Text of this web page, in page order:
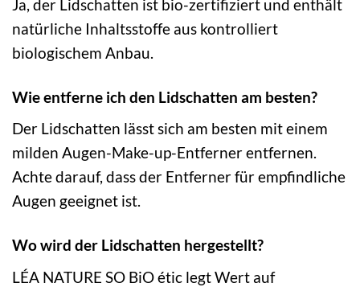
Ja, der Lidschatten ist bio-zertifiziert und enthält
natürliche Inhaltsstoffe aus kontrolliert
biologischem Anbau.
Wie entferne ich den Lidschatten am besten?
Der Lidschatten lässt sich am besten mit einem
milden Augen-Make-up-Entferner entfernen.
Achte darauf, dass der Entferner für empfindliche
Augen geeignet ist.
Wo wird der Lidschatten hergestellt?
LÉA NATURE SO BiO étic legt Wert auf